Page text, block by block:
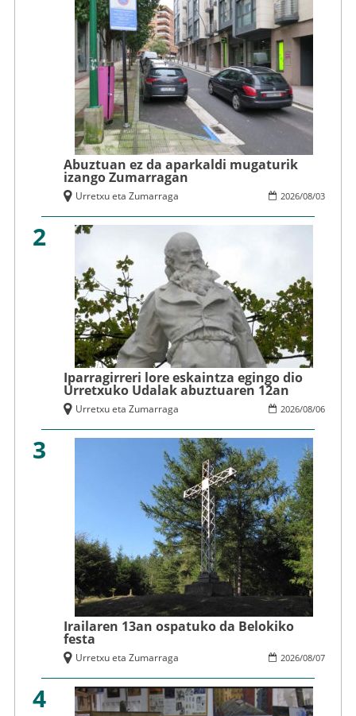
Abuztuan ez da aparkaldi mugaturik
izango Zumarragan
2026/08/03
Urretxu eta Zumarraga
2
Iparragirreri lore eskaintza egingo dio
Urretxuko Udalak abuztuaren 12an
2026/08/06
Urretxu eta Zumarraga
3
Irailaren 13an ospatuko da Belokiko
festa
2026/08/07
Urretxu eta Zumarraga
4